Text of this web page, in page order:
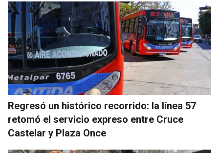
Regresó un histórico recorrido: la línea 57
retomó el servicio expreso entre Cruce
Castelar y Plaza Once